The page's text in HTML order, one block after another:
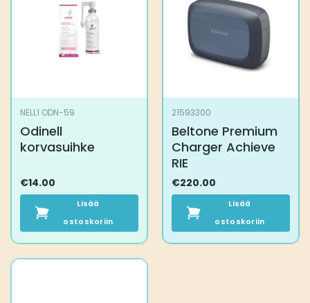
NELL1 ODN-59
Odinell
korvasuihke
€14.00
Lisää
ostoskoriin
21593300
Beltone Premium
Charger Achieve
RIE
€220.00
Lisää
ostoskoriin